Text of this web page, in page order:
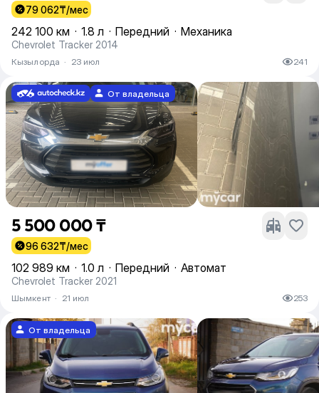
79 062₸/мес
242 100 км · 1.8 л · Передний · Механика
Chevrolet Tracker 2014
Кызылорда · 23 июл 241
От владельца
5 500 000 ₸
96 632₸/мес
102 989 км · 1.0 л · Передний · Автомат
Chevrolet Tracker 2021
Шымкент · 21 июл 253
От владельца